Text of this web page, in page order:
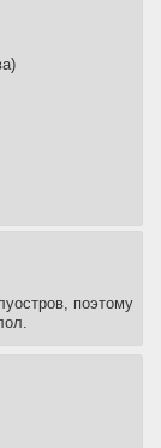
поэтому